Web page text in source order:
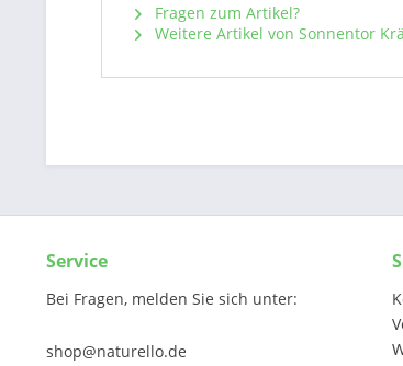
Fragen zum Artikel?
Weitere Artikel von Sonnentor
Service
Bei Fragen, melden Sie sich unter:
shop@naturello.de